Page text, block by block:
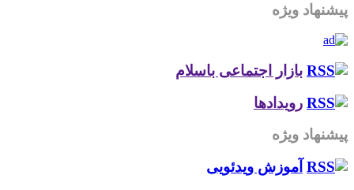
پیشنهاد ویژه
بازار اجتماعی باسلام
رویدادها
پیشنهاد ویژه
آموزش‌ ویدئویی